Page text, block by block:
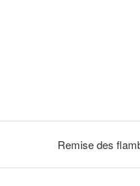
Remise des